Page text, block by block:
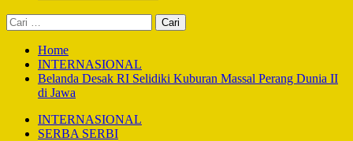
Cari
untuk:
Home
INTERNASIONAL
Belanda Desak RI Selidiki Kuburan Massal Perang Dunia II
di Jawa
INTERNASIONAL
SERBA SERBI